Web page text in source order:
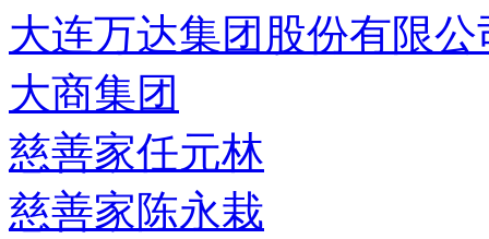
大连万达集团股份有限公
大商集团
慈善家任元林
慈善家陈永栽